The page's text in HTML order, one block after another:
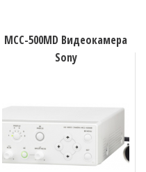
MCC-500MD Видеокамера
Sony